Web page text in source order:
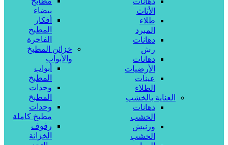
الأثاث
طلاء
المبرد
دهانات
رش
دهانات
الأرضيات
عينات
الطلاء
العناية بالخشب
دهانات
الخشب
ورنيش
الخشب
بيضاء
أفكار
المطبخ
الفاخرة
خزائن المطبخ
والأبواب
أبواب
المطبخ
وحدات
المطبخ
وحدات
مطبخ كاملة
رفوف
الخزانة